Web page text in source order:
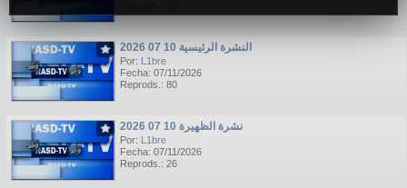
النشرة الرئيسية 10 07 2026
Por: L1bre
Fecha: 07/11/2026
Reprods.: 80
نشرة الظهيرة 10 07 2026
Por: L1bre
Fecha: 07/11/2026
Reprods.: 26